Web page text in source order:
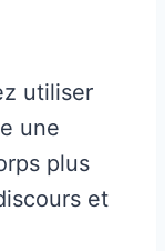
utiliser
une
plus
et